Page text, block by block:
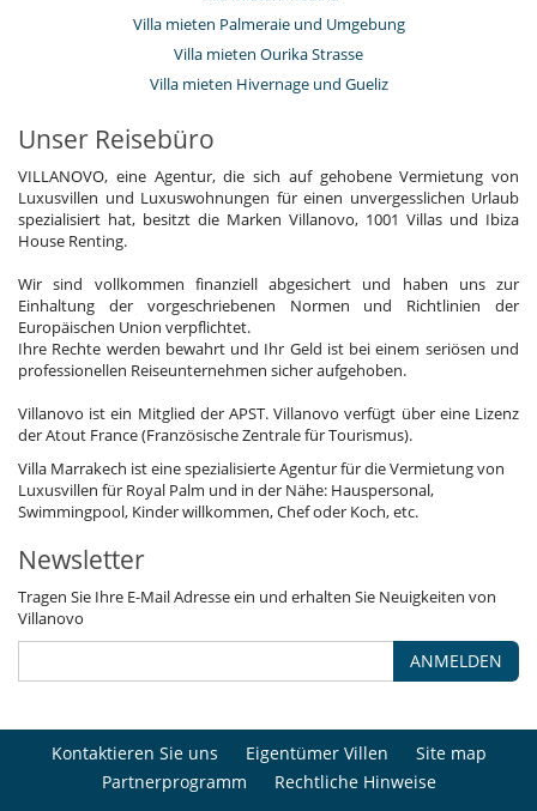
Villa mieten Palmeraie und Umgebung
Villa mieten Ourika Strasse
Villa mieten Hivernage und Gueliz
Unser Reisebüro
VILLANOVO, eine Agentur, die sich auf gehobene Vermietung von
Luxusvillen und Luxuswohnungen für einen unvergesslichen Urlaub
spezialisiert hat, besitzt die Marken Villanovo, 1001 Villas und Ibiza
House Renting.
Wir sind vollkommen finanziell abgesichert und haben uns zur
Einhaltung der vorgeschriebenen Normen und Richtlinien der
Europäischen Union verpflichtet.
Ihre Rechte werden bewahrt und Ihr Geld ist bei einem seriösen und
professionellen Reiseunternehmen sicher aufgehoben.
Villanovo ist ein Mitglied der APST. Villanovo verfügt über eine Lizenz
der Atout France (Französische Zentrale für Tourismus).
Villa Marrakech ist eine spezialisierte Agentur für die Vermietung von
Luxusvillen für Royal Palm und in der Nähe: Hauspersonal,
Swimmingpool, Kinder willkommen, Chef oder Koch, etc.
Newsletter
Tragen Sie Ihre E-Mail Adresse ein und erhalten Sie Neuigkeiten von
Villanovo
ANMELDEN
Kontaktieren Sie uns Eigentümer Villen
Site map
Partnerprogramm
Rechtliche Hinweise